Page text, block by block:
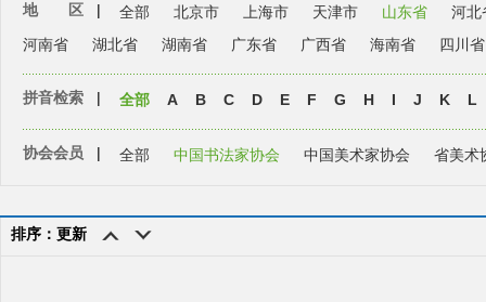
地 区 | 全部 北京市 上海市 天津市 山东省
河北
河南省
湖北省 湖南省 广东省 广西省 海南省 四川省
拼音检索 | 全部 A B C D E F G H I J K L
协会会员 | 全部 中国书法家协会 中国美术家协会 省美术
排序：更新